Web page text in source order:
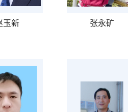
玉新 张永矿